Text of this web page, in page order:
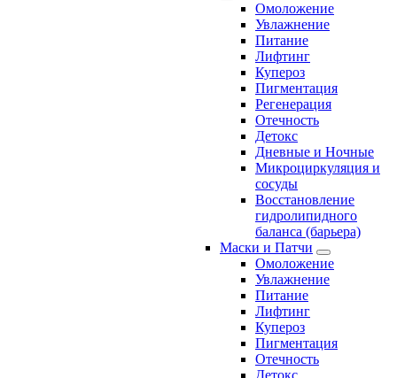
Омоложение
Увлажнение
Питание
Лифтинг
Купероз
Пигментация
Регенерация
Отечность
Детокс
Дневные и Ночные
Микроциркуляция и
сосуды
Восстановление
гидролипидного
баланса (барьера)
Маски и Патчи
Омоложение
Увлажнение
Питание
Лифтинг
Купероз
Пигментация
Отечность